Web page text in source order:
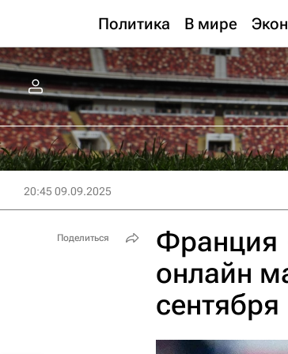
Политика В мире
20:45 09.09.2025
Франция
онлайн
сентября
Поделиться